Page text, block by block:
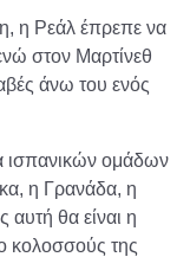
η Ρεάλ έπρεπε να
στον Μαρτίνεθ
άνω του ενός
ισπανικών ομάδων
η Γρανάδα, η
αυτή θα είναι η
κολοσσούς της